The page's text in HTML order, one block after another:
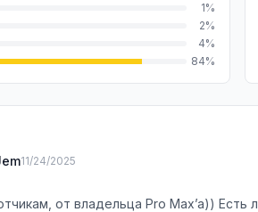
1%
2%
4%
84%
11/24/2025
от владельца Pro Max’a))